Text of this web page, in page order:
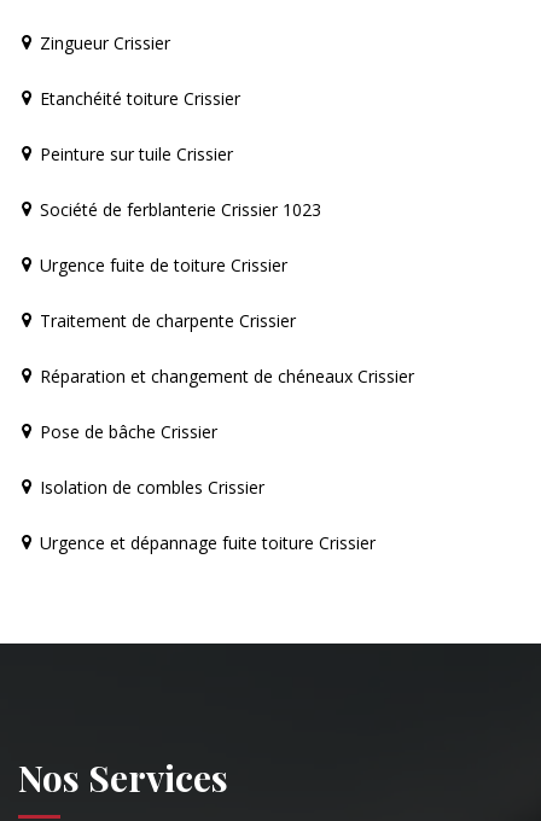
Zingueur Crissier
Etanchéité toiture Crissier
Peinture sur tuile Crissier
Société de ferblanterie Crissier 1023
Urgence fuite de toiture Crissier
Traitement de charpente Crissier
Réparation et changement de chéneaux Crissier
Pose de bâche Crissier
Isolation de combles Crissier
Urgence et dépannage fuite toiture Crissier
Nos Services